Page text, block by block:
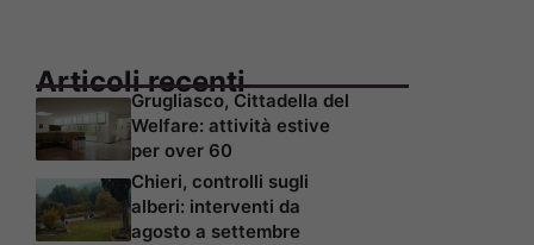
Articoli recenti
Grugliasco, Cittadella del
Welfare: attività estive
per over 60
Chieri, controlli sugli
alberi: interventi da
agosto a settembre